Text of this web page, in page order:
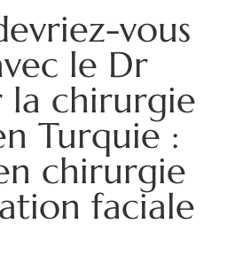
vous
le Dr
la chirurgie
Turquie :
chirurgie
faciale